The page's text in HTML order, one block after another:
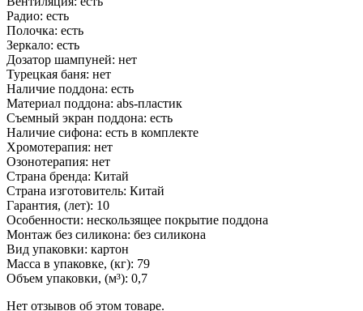
Радио: есть
Полочка: есть
Зеркало: есть
Дозатор шампуней: нет
Турецкая баня: нет
Наличие поддона: есть
Материал поддона: abs-пластик
Съемный экран поддона: есть
Наличие сифона: есть в комплекте
Хромотерапия: нет
Озонотерапия: нет
Страна бренда: Китай
Страна изготовитель: Китай
Гарантия, (лет): 10
Особенности: нескользящее покрытие поддона
Монтаж без силикона: без силикона
Вид упаковки: картон
Масса в упаковке, (кг): 79
Объем упаковки, (м³): 0,7
Нет отзывов об этом товаре.